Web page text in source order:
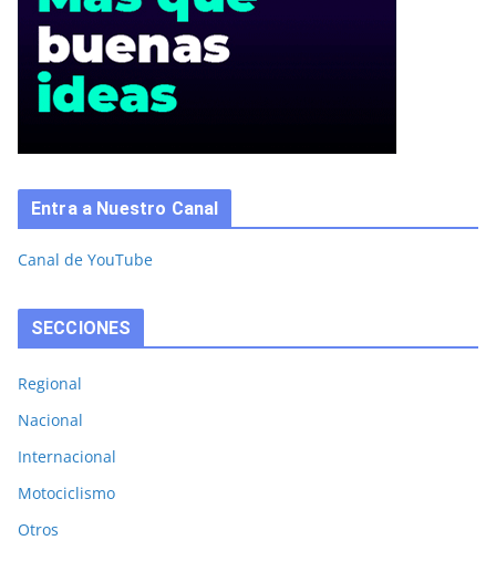
Entra a Nuestro Canal
Canal de YouTube
SECCIONES
Regional
Nacional
Internacional
Motociclismo
Otros